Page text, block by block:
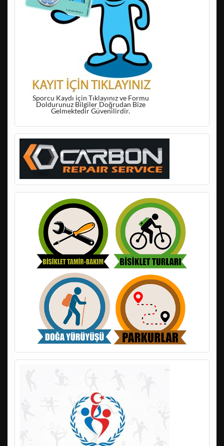
Sporcu Kaydı için Tıklayınız ve Formu
Doldurunuz Bilgiler Doğrudan Bize
Gelmektedir Güvenilirdir.